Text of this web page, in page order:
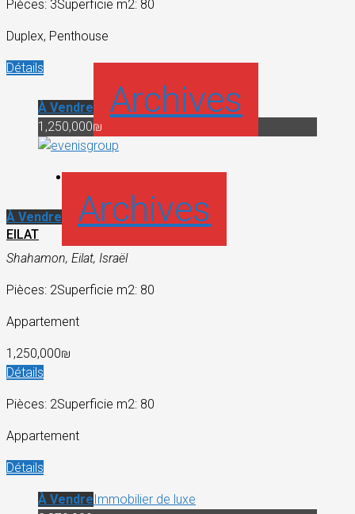
Pièces: 3Superficie m2: 80
Duplex, Penthouse
Détails
À Vendre Archives
1,250,000₪
À Vendre Archives
EILAT
Shahamon, Eilat, Israël
Pièces: 2Superficie m2: 80
Appartement
1,250,000₪
Détails
Pièces: 2Superficie m2: 80
Appartement
Détails
À VendreImmobilier de luxe